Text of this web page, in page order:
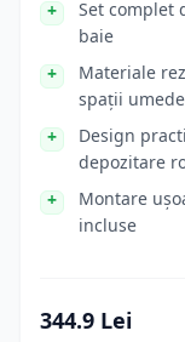
Set complet
baie
Materiale
spații umede
Design
depozitare
Montare
incluse
344.9 Lei